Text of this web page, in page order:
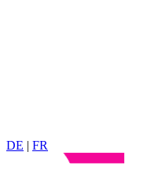
DE | FR